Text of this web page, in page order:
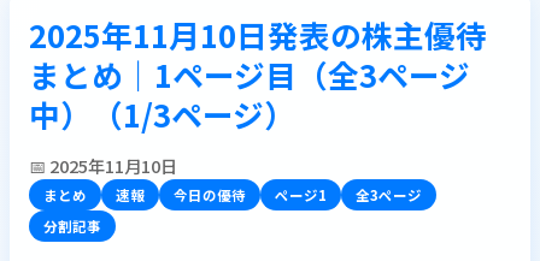
2025年11月10日発表の株主優待
まとめ｜1ページ目（全3ページ
中）（1/3ページ）
📅 2025年11月10日
まとめ 速報 今日の優待 ページ1
全3ページ
分割記事